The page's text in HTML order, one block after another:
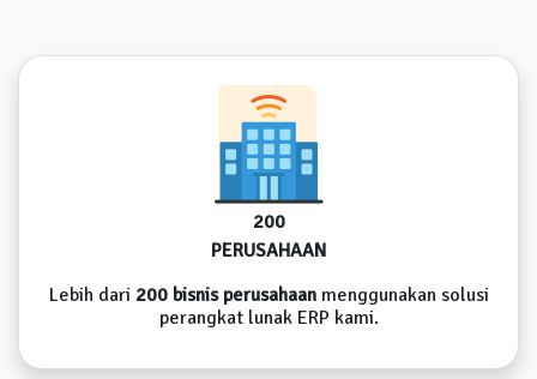
200
PERUSAHAAN
Lebih dari 200 bisnis perusahaanmenggunakan solusi
perangkat lunak ERP kami.